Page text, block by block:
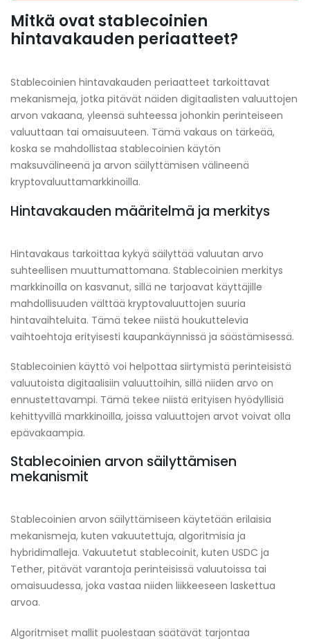
Mitkä ovat stablecoinien
hintavakauden periaatteet?
Stablecoinien hintavakauden periaatteet tarkoittavat
mekanismeja, jotka pitävät näiden digitaalisten valuuttojen
arvon vakaana, yleensä suhteessa johonkin perinteiseen
valuuttaan tai omaisuuteen. Tämä vakaus on tärkeää,
koska se mahdollistaa stablecoinien käytön
maksuvälineenä ja arvon säilyttämisen välineenä
kryptovaluuttamarkkinoilla.
Hintavakauden määritelmä ja merkitys
Hintavakaus tarkoittaa kykyä säilyttää valuutan arvo
suhteellisen muuttumattomana. Stablecoinien merkitys
markkinoilla on kasvanut, sillä ne tarjoavat käyttäjille
mahdollisuuden välttää kryptovaluuttojen suuria
hintavaihteluita. Tämä tekee niistä houkuttelevia
vaihtoehtoja erityisesti kaupankäynnissä ja säästämisessä.
Stablecoinien käyttö voi helpottaa siirtymistä perinteisistä
valuutoista digitaalisiin valuuttoihin, sillä niiden arvo on
ennustettavampi. Tämä tekee niistä erityisen hyödyllisiä
kehittyvillä markkinoilla, joissa valuuttojen arvot voivat olla
epävakaampia.
Stablecoinien arvon säilyttämisen
mekanismit
Stablecoinien arvon säilyttämiseen käytetään erilaisia
mekanismeja, kuten vakuutettuja, algoritmisia ja
hybridimalleja. Vakuutetut stablecoinit, kuten USDC ja
Tether, pitävät varantoja perinteisissä valuutoissa tai
omaisuudessa, joka vastaa niiden liikkeeseen laskettua
arvoa.
Algoritmiset mallit puolestaan säätävät tarjontaa